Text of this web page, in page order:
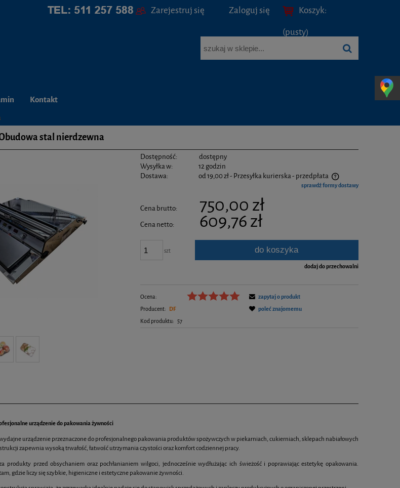
Zarejestruj się Zaloguj się
Koszyk:
(pusty)
Kontakt
stal nierdzewna
Dostępność: dostępny
Wysyłka w:
12 godzin
Dostawa:
od 19,00 zł- Przesyłka kurierska - przedpłata
sprawdź formy dostawy
Cena brutto: 750,00 zł
Cena netto: 609,76 zł
szt do koszyka
dodaj do przechowalni
Ocena:
Producent: DF
Kod produktu: 57
zapytaj o produkt
poleć znajomemu
urządzenie do pakowania żywności
urządzenie przeznaczone do profesjonalnego pakowania produktów spożywczych w piekarniach, cukierniach, sklepach nabiałowych
zapewnia wysoką trwałość, łatwość utrzymania czystości oraz komfort codziennej pracy.
produkty przed obsychaniem oraz pochłanianiem wilgoci, jednocześnie wydłużając ich świeżość i poprawiając estetykę opakowania.
gdzie liczy się szybkie, higieniczne i estetyczne pakowanie żywności.